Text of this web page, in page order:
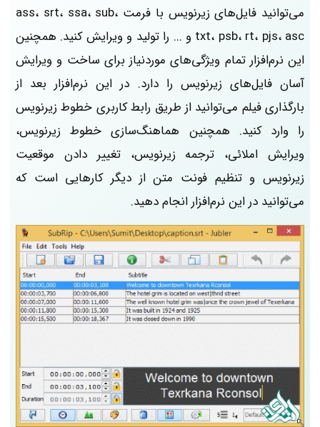
می‌توانید فایل‌های زیرنویس با فرمت ass، srt، ssa، sub،
txt، psb، rt، pjs، asc و ... را تولید و ویرایش کنید. همچنین
این نرم‌افزار تمام ویژگی‌های موردنیاز برای ساخت و ویرایش
آسان فایل‌های زیرنویس را دارد. در این نرم‌افزار بعد از
بارگذاری فیلم می‌توانید از طریق رابط کاربری خطوط زیرنویس
را وارد کنید. همچنین هماهنگ‌سازی خطوط زیرنویس،
ویرایش املائی، ترجمه زیرنویس، تغییر دادن موقعیت
زیرنویس و تنظیم فونت متن از دیگر کارهایی است که
می‌توانید در این نرم‌افزار انجام دهید.